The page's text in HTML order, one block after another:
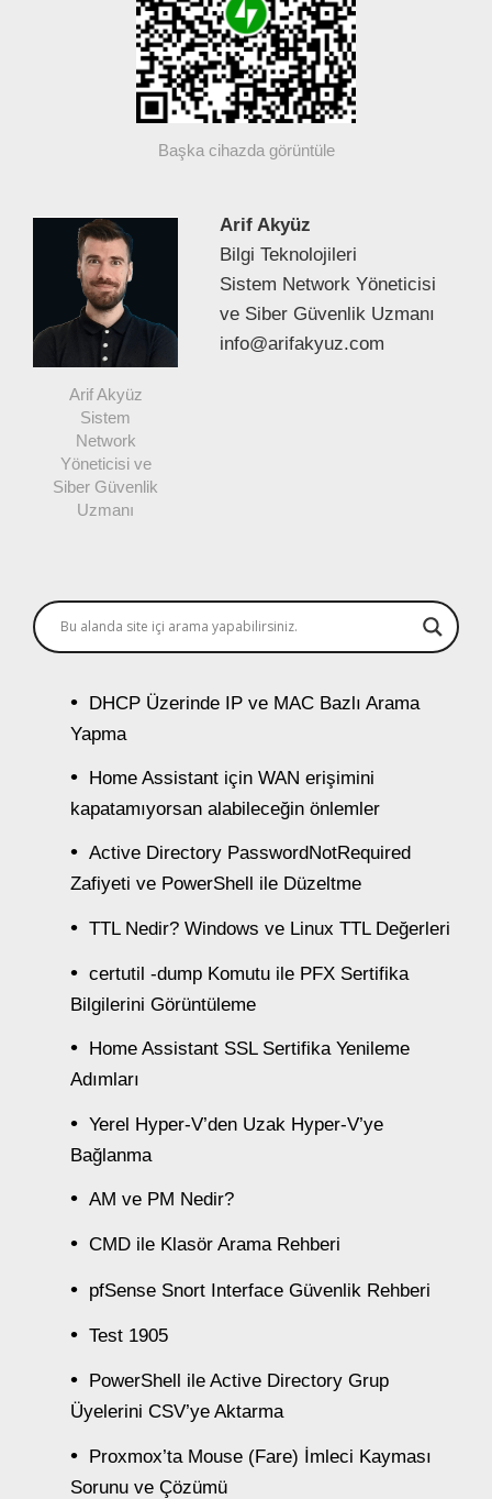
Başka cihazda görüntüle
Arif Akyüz
Sistem
Network
Yöneticisi ve
Siber Güvenlik
Uzmanı
Arif Akyüz
Bilgi Teknolojileri
Sistem Network Yöneticisi
ve Siber Güvenlik Uzmanı
info@arifakyuz.com
DHCP Üzerinde IP ve MAC Bazlı Arama
Yapma
Home Assistant için WAN erişimini
kapatamıyorsan alabileceğin önlemler
Active Directory PasswordNotRequired
Zafiyeti ve PowerShell ile Düzeltme
TTL Nedir? Windows ve Linux TTL Değerleri
certutil -dump Komutu ile PFX Sertifika
Bilgilerini Görüntüleme
Home Assistant SSL Sertifika Yenileme
Adımları
Yerel Hyper-V’den Uzak Hyper-V’ye
Bağlanma
AM ve PM Nedir?
CMD ile Klasör Arama Rehberi
pfSense Snort Interface Güvenlik Rehberi
Test 1905
PowerShell ile Active Directory Grup
Üyelerini CSV’ye Aktarma
Proxmox’ta Mouse (Fare) İmleci Kayması
Sorunu ve Çözümü